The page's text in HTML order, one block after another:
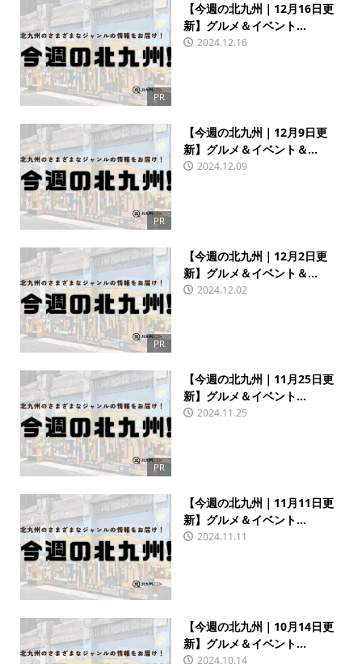
PR
【今週の北九州｜12月16日更
新】グルメ＆イベント...
2024.12.16
PR
【今週の北九州｜12月9日更
新】グルメ＆イベント＆...
2024.12.09
PR
【今週の北九州｜12月2日更
新】グルメ＆イベント＆...
2024.12.02
PR
【今週の北九州｜11月25日更
新】グルメ＆イベント...
2024.11.25
【今週の北九州｜11月11日更
新】グルメ＆イベント...
2024.11.11
【今週の北九州｜10月14日更
新】グルメ＆イベント...
2024.10.14